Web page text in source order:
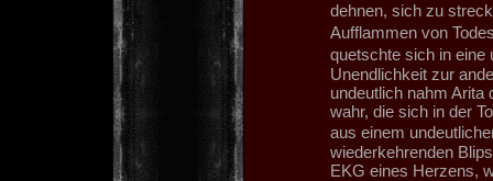
dehnen, sich zu
Aufflammen von
quetschte sich in
Unendlichkeit zur
undeutlich nahm
wahr, die sich in der
aus einem
wiederkehrenden
EKG eines Herzens,